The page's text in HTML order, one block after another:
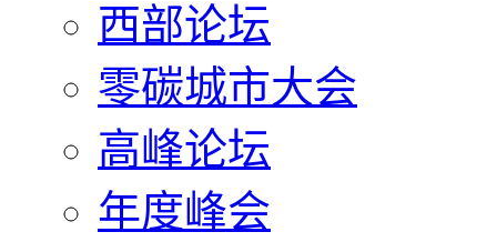
西部论坛
零碳城市大会
高峰论坛
年度峰会